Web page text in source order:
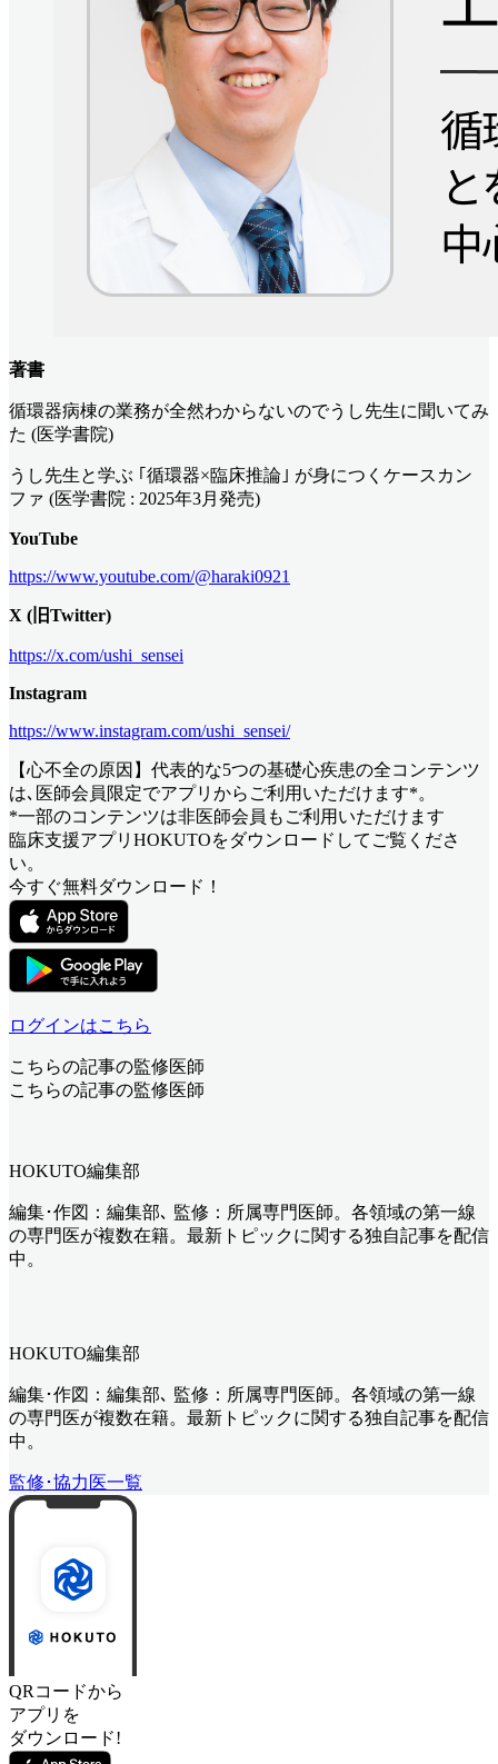
著書
循環器病棟の業務が全然わからないのでうし先生に聞いてみ
た (医学書院)
うし先生と学ぶ ｢循環器×臨床推論｣ が身につくケースカン
ファ (医学書院 : 2025年3月発売)
YouTube
https://www.youtube.com/@haraki0921
X (旧Twitter)
https://x.com/ushi_sensei
Instagram
https://www.instagram.com/ushi_sensei/
【心不全の原因】代表的な5つの基礎心疾患の全コンテンツ
は､医師会員限定でアプリからご利用いただけます*。
*一部のコンテンツは非医師会員もご利用いただけます
臨床支援アプリHOKUTOをダウンロードしてご覧くださ
い。
今すぐ無料ダウンロード！
ログインはこちら
こちらの記事の監修医師
こちらの記事の監修医師
HOKUTO編集部
編集･作図：編集部､ 監修：所属専門医師。各領域の第一線
の専門医が複数在籍。最新トピックに関する独自記事を配信
中。
HOKUTO編集部
編集･作図：編集部､ 監修：所属専門医師。各領域の第一線
の専門医が複数在籍。最新トピックに関する独自記事を配信
中。
監修･協力医一覧
QRコードから
アプリを
ダウンロード!